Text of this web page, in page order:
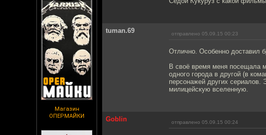
Магазин
ОПЕРМАЙКИ
tuman.69 отправлено 05.09.15 00:23
Отлично. Особенно доставил
В своё время меня посещала
одного города в другой (в
персонажей других
милицейскую вселенную.
Goblin отправлено 05.09.15 00:24